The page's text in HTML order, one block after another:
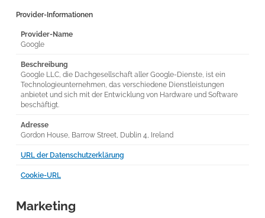
Provider-Informationen
Provider-Name
Google
Beschreibung
Google LLC, die Dachgesellschaft aller Google-Dienste, ist ein
Technologieunternehmen, das verschiedene Dienstleistungen
anbietet und sich mit der Entwicklung von Hardware und Software
beschäftigt.
Adresse
Gordon House, Barrow Street, Dublin 4, Ireland
URL der Datenschutzerklärung
Cookie-URL
Marketing